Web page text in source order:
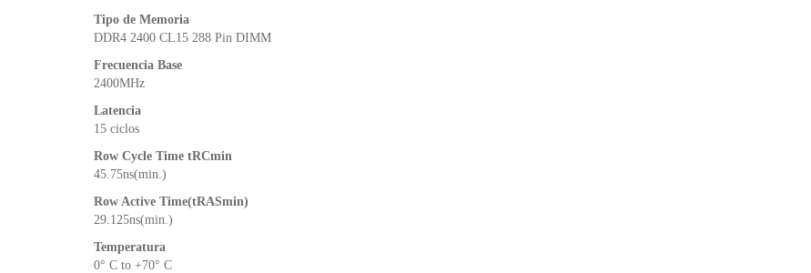
Tipo de Memoria
DDR4 2400 CL15 288 Pin DIMM
Frecuencia Base
2400MHz
Latencia
15 ciclos
Row Cycle Time tRCmin
45.75ns(min.)
Row Active Time(tRASmin)
29.125ns(min.)
Temperatura
0° C to +70° C